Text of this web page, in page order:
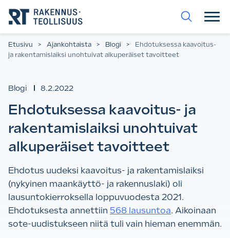
suoraan
sisältöön.
Etusivu > Ajankohtaista > Blogi >
Ehdotuksessa kaavoitus-
ja rakentamislaiksi unohtuivat alkuperäiset tavoitteet
Blogi 8.2.2022
Ehdotuksessa kaavoitus- ja
rakentamislaiksi unohtuivat
alkuperäiset tavoitteet
Ehdotus uudeksi kaavoitus- ja rakentamislaiksi
(nykyinen maankäyttö- ja rakennuslaki) oli
lausuntokierroksella loppuvuodesta 2021.
Ehdotuksesta annettiin 568 lausuntoa. Aikoinaan
sote-uudistukseen niitä tuli vain hieman enemmän.